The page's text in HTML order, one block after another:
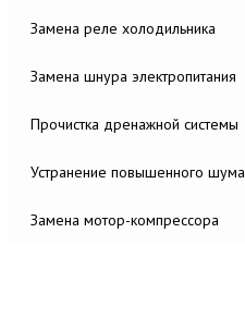
Замена реле холодильника
Замена шнура электропитания
Прочистка дренажной системы
Устранение повышенного шума
Замена мотор-компрессора